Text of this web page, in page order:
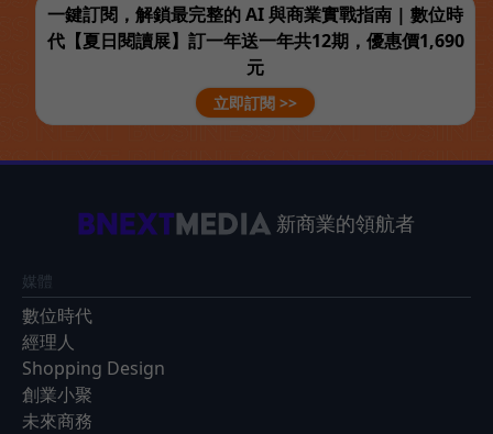
一鍵訂閱，解鎖最完整的 AI 與商業實戰指南 | 數位時
代【夏日閱讀展】訂一年送一年共12期，優惠價1,690
元
立即訂閱 >>
新商業的領航者
媒體
數位時代
經理人
Shopping Design
創業小聚
未來商務